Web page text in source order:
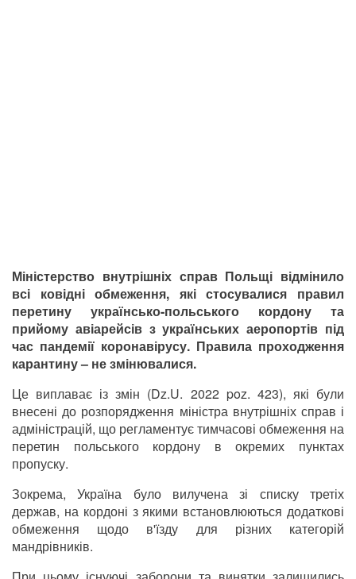
Міністерство внутрішніх справ Польщі відмінило
всі ковідні обмеження, які стосувалися правил
перетину українсько-польського кордону та
прийому авіарейсів з українських аеропортів під
час пандемії коронавірусу. Правила проходження
карантину – не змінювалися.
Це виплаває із змін (Dz.U. 2022 poz. 423), які були
внесені до розпорядження міністра внутрішніх справ і
адміністрацій, що регламентує тимчасові обмеження на
перетин польського кордону в окремих пунктах
пропуску.
Зокрема, Україна було вилучена зі списку третіх
держав, на кордоні з якими встановлюються додаткові
обмеження щодо в'їзду для різних категорій
мандрівників.